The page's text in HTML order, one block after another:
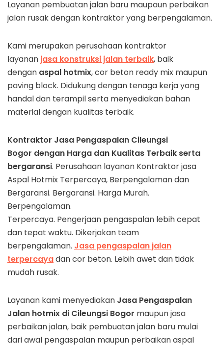
Layanan pembuatan jalan baru maupaun perbaikan
jalan rusak dengan kontraktor yang berpengalaman.
Kami merupakan perusahaan kontraktor
layanan jasa konstruksi jalan terbaik, baik
dengan aspal hotmix, cor beton ready mix maupun
paving block. Didukung dengan tenaga kerja yang
handal dan terampil serta menyediakan bahan
material dengan kualitas terbaik.
Kontraktor Jasa Pengaspalan Cileungsi
Bogor dengan Harga dan Kualitas Terbaik serta
bergaransi. Perusahaan layanan Kontraktor jasa
Aspal Hotmix Terpercaya, Berpengalaman dan
Bergaransi. Bergaransi. Harga Murah.
Berpengalaman.
Terpercaya. Pengerjaan pengaspalan lebih cepat
dan tepat waktu. Dikerjakan team
berpengalaman. Jasa pengaspalan jalan
terpercayadan cor beton. Lebih awet dan tidak
mudah rusak.
Layanan kami menyediakan Jasa Pengaspalan
Jalan hotmix di Cileungsi Bogor maupun jasa
perbaikan jalan, baik pembuatan jalan baru mulai
dari awal pengaspalan maupun perbaikan aspal